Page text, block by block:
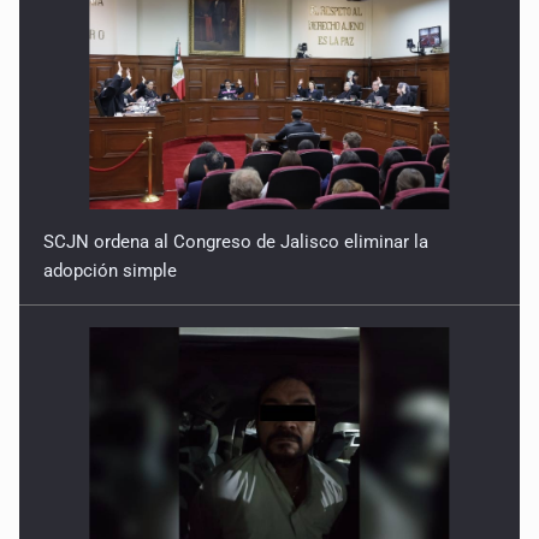
SCJN ordena al Congreso de Jalisco eliminar la
adopción simple